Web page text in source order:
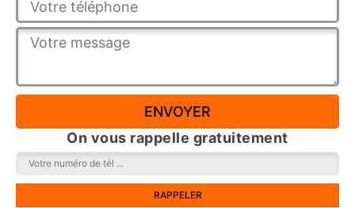
On vous rappelle gratuitement